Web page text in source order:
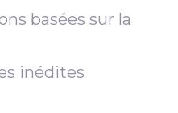
basées sur la
inédites